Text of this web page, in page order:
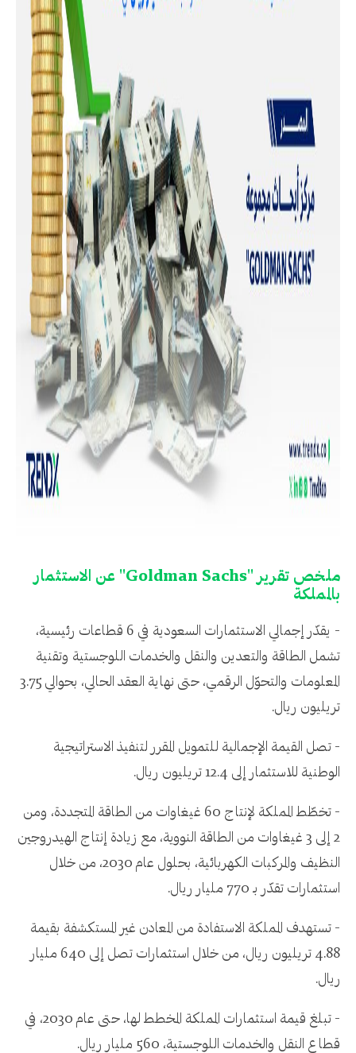
ملخص تقرير "Goldman Sachs" عن الاستثمار
بالمملكة
- يقدّر إجمالي الاستثمارات السعودية في 6 قطاعات رئيسية،
تشمل الطاقة والتعدين والنقل والخدمات اللوجستية وتقنية
المعلومات والتحوّل الرقمي، حتى نهاية العقد الحالي، بحوالي 3.75
تريليون ريال.
- تصل القيمة الإجمالية للتمويل المقرر لتنفيذ الاستراتيجية
الوطنية للاستثمار إلى 12.4 تريليون ريال.
- تخطّط المملكة لإنتاج 60 غيغاوات من الطاقة المتجددة، ومن
2 إلى 3 غيغاوات من الطاقة النووية، مع زيادة إنتاج الهيدروجين
النظيف والمركبات الكهربائية، بحلول عام 2030، من خلال
استثمارات تقدّر بـ 770 مليار ريال.
- تستهدف المملكة الاستفادة من المعادن غير المستكشفة بقيمة
4.88 تريليون ريال، من خلال استثمارات تصل إلى 640 مليار
ريال.
- تبلغ قيمة استثمارات المملكة المخطط لها، حتى عام 2030، في
قطاع النقل والخدمات اللوجستية، 560 مليار ريال.